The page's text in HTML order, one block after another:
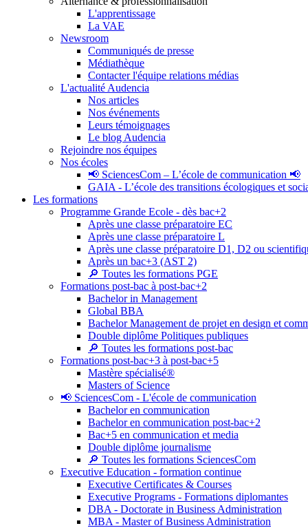
L'apprentissage
La VAE
Newsroom
Communiqués de presse
Médiathèque
Contacter l'équipe relations médias
L'actualité Audencia
Nos articles
Nos événements
Leurs témoignages
Le blog Audencia
Rejoindre nos équipes
Nos écoles
📢 SciencesCom – L’école de communication 📢
GAIA - L’école des transitions écologiques et
Les formations
Programme Grande Ecole - dès bac+2
Après une classe préparatoire EC
Après une classe préparatoire L
Après une classe préparatoire D1, D2 ou
Après un bac+3 (AST 2)
🔎 Toutes les formations PGE
Formations post-bac à post-bac+2
Bachelor in Management
Global BBA
Bachelor Management de projet en design et
Double diplôme Politiques publiques
🔎 Toutes les formations post-bac
Formations post-bac+3 à post-bac+5
Mastère spécialisé®
Masters of Science
📢 SciencesCom - L'école de communication
Bachelor en communication
Bachelor en communication post-bac+2
Bac+5 en communication et media
Double diplôme journalisme
🔎 Toutes les formations SciencesCom
Executive Education - formation continue
Executive Certificates & Courses
Executive Programs - Formations diplomantes
DBA - Doctorate in Business Administration
MBA - Master of Business Administration